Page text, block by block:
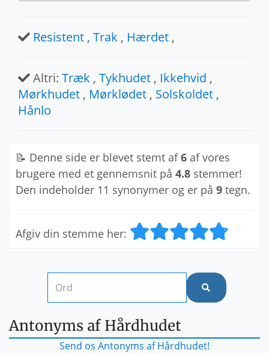
Resistent , Trak , Hærdet ,
Altri: Træk , Tykhudet , Ikkehvid ,
Mørkhudet , Mørklødet , Solskoldet ,
Hånlo
📝 Denne side er blevet stemt af6 af vores
brugere med et gennemsnit på 4.8 stemmer!
Den indeholder 11 synonymer og er på 9 tegn.
Afgiv din stemme her:
Antonyms af Hårdhudet
Send os Antonyms af Hårdhudet!